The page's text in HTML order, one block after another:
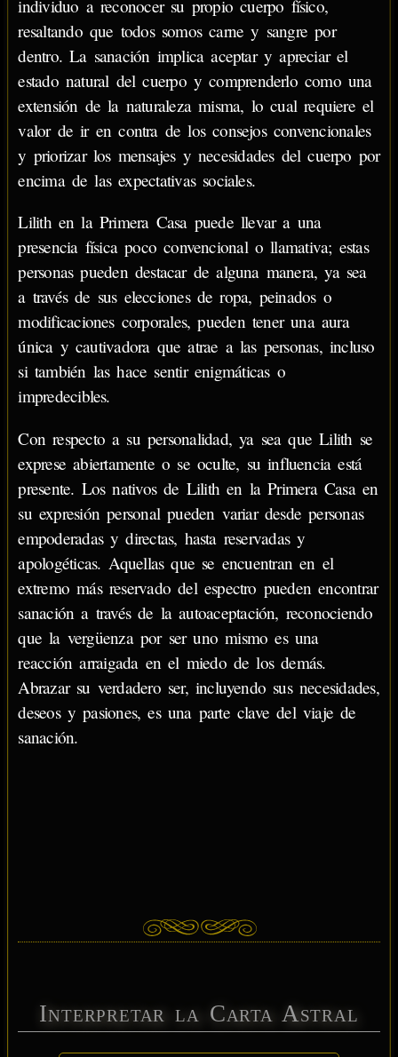
individuo a reconocer su propio cuerpo físico,
resaltando que todos somos carne y sangre por
dentro. La sanación implica aceptar y apreciar el
estado natural del cuerpo y comprenderlo como una
extensión de la naturaleza misma, lo cual requiere el
valor de ir en contra de los consejos convencionales
y priorizar los mensajes y necesidades del cuerpo por
encima de las expectativas sociales.
Lilith en la Primera Casa puede llevar a una
presencia física poco convencional o llamativa; estas
personas pueden destacar de alguna manera, ya sea
a través de sus elecciones de ropa, peinados o
modificaciones corporales, pueden tener una aura
única y cautivadora que atrae a las personas, incluso
si también las hace sentir enigmáticas o
impredecibles.
Con respecto a su personalidad, ya sea que Lilith se
exprese abiertamente o se oculte, su influencia está
presente. Los nativos de Lilith en la Primera Casa en
su expresión personal pueden variar desde personas
empoderadas y directas, hasta reservadas y
apologéticas. Aquellas que se encuentran en el
extremo más reservado del espectro pueden encontrar
sanación a través de la autoaceptación, reconociendo
que la vergüenza por ser uno mismo es una
reacción arraigada en el miedo de los demás.
Abrazar su verdadero ser, incluyendo sus necesidades,
deseos y pasiones, es una parte clave del viaje de
sanación.
Interpretar la Carta Astral